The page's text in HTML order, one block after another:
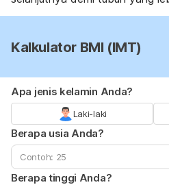
Kalkulator BMI (IMT)
Apa jenis kelamin Anda?
Laki-laki
Berapa usia Anda?
Berapa tinggi Anda?